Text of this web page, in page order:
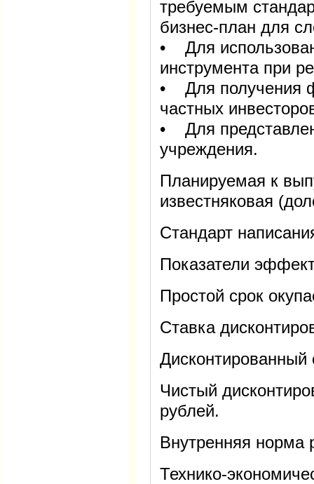
требуемым
бизнес-план для
• Для
инструмента при
• Для получения
частных
• Для
учреждения.
Планируемая к
известняковая
Стандарт
Показатели
Простой срок
Ставка
Дисконтированный
Чистый
рублей.
Внутренняя норма
Технико-